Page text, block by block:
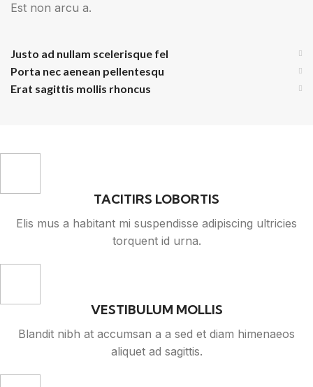
Est non arcu a.
Justo ad nullam scelerisque fel
Porta nec aenean pellentesqu
Erat sagittis mollis rhoncus
TACITIRS LOBORTIS
Elis mus a habitant mi suspendisse adipiscing ultricies
torquent id urna.
VESTIBULUM MOLLIS
Blandit nibh at accumsan a a sed et diam himenaeos
aliquet ad sagittis.